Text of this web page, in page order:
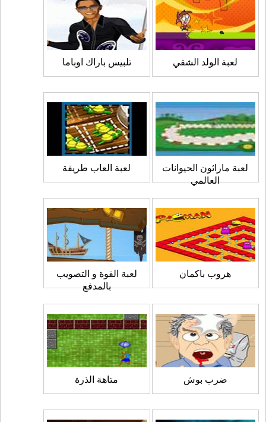
لعبة الولد الشقي تلبيس باراك اوباما
لعبة ماراثون الحيوانات
العالمي
لعبة العاب طريفة
هروب باكمان
لعبة القوة و التصويب
بالمدفع
ضرب بوش متاهة الذرة